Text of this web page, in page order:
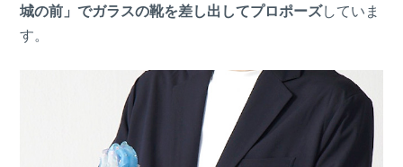
城の前」でガラスの靴を差し出してプロポーズしていま
す。